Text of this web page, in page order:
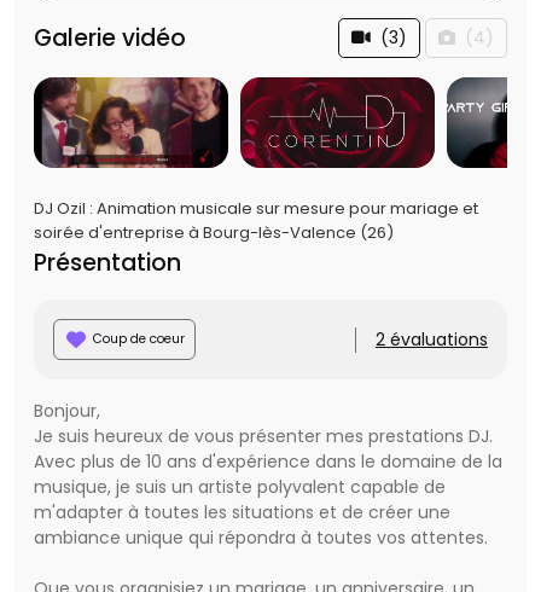
Galerie vidéo (3) (4)
DJ Ozil : Animation musicale sur mesure pour mariage et
soirée d'entreprise à Bourg-lès-Valence (26)
Présentation
Coup de coeur 2 évaluations
Bonjour,
Je suis heureux de vous présenter mes prestations DJ.
Avec plus de 10 ans d'expérience dans le domaine de la
musique, je suis un artiste polyvalent capable de
m'adapter à toutes les situations et de créer une
ambiance unique qui répondra à toutes vos attentes.